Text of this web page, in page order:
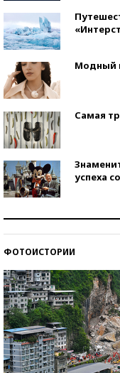
Модный
Самая
успеха
ФОТОИСТОРИИ